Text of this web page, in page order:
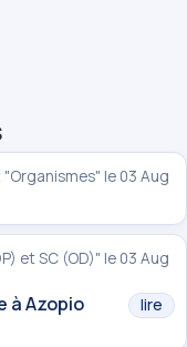
"Organismes" le 03 Aug
et SC (OD)" le 03 Aug
à Azopio
lire